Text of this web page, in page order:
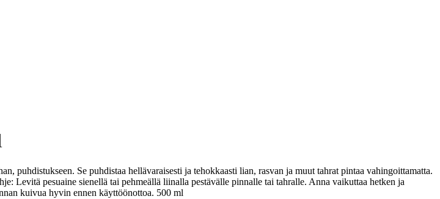
puhdistukseen. Se puhdistaa hellävaraisesti ja tehokkaasti lian, rasvan ja muut tahrat pintaa vahingoittamatta.
Levitä pesuaine sienellä tai pehmeällä liinalla pestävälle pinnalle tai tahralle. Anna vaikuttaa hetken ja
kuivua hyvin ennen käyttöönottoa. 500 ml